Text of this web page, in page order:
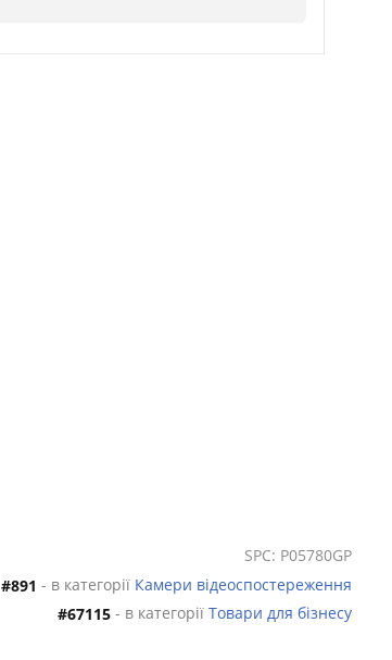
SPC: P05780GP
#891 - в категорії Камери відеоспостереження
#67115 - в категорії Товари для бізнесу